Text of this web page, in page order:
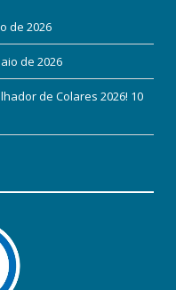
de 2026
de 2026
de Colares 2026! 10